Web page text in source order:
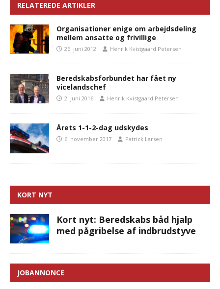
RELATEREDE ARTIKLER
Organisationer enige om arbejdsdeling
mellem ansatte og frivillige
26. juni 2012 Henrik Kvistgaard Petersen
Beredskabsforbundet har fået ny
vicelandschef
2. juni 2016 Henrik Kvistgaard Petersen
Årets 1-1-2-dag udskydes
6. november 2017 Patrick Larsen
KORT NYT
Kort nyt: Beredskabs båd hjalp
med pågribelse af indbrudstyve
JOBANNONCE